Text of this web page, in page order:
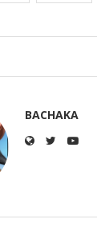
BACHAKA